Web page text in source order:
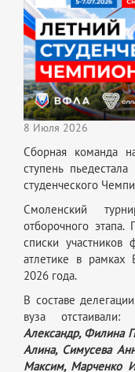
8 Июля 2026
Сборная команда
ступень
студенческого
Смоленский
отборочного
списки участников
атлетике в рамках
2026 года.
В составе
вуза отстаивали:
Александр, Филина
Алина, Симусева
Максим, Марченко